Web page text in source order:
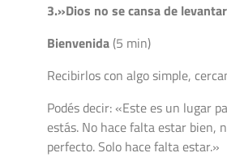
3.»Dios no se cansa de
Bienvenida (5 min)
Recibirlos con algo simple,
Podés decir: «Este es un lugar
estás. No hace falta estar bien,
perfecto. Solo hace falta estar.»